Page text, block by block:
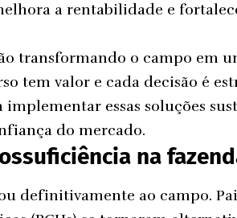
a rentabilidade e
transformando o campo em
tem valor e cada decisão é
essas soluções
do mercado.
na
definitivamente ao campo.